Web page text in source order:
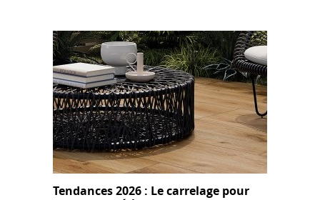
Tendances 2026 : Le carrelage pour